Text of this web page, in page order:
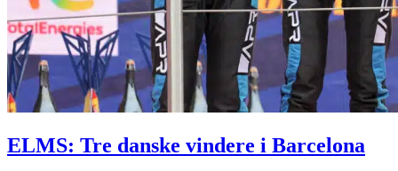
ELMS: Tre danske vindere i Barcelona